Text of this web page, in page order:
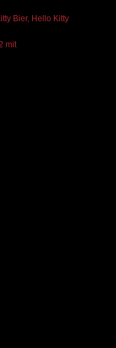
Bier, Hello Kitty
mit